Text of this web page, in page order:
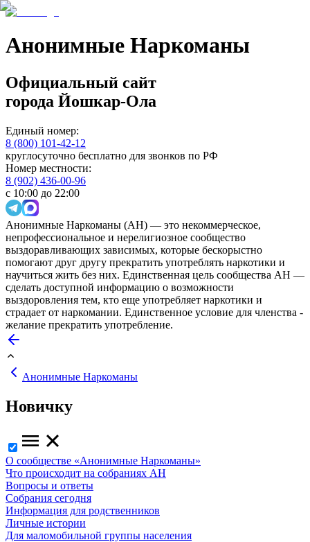
Анонимные Наркоманы
Официальный сайт
города Йошкар-Ола
Единый номер:
8 (800) 101-42-12
круглосуточно бесплатно для звонков по РФ
Номер местности:
8 (902) 436-00-96
с 10:00 до 22:00
Анонимные Наркоманы (АН) — это некоммерческое,
непрофессиональное и нерелигиозное сообщество
выздоравливающих зависимых, которые бескорыстно
помогают друг другу прекратить употреблять наркотики и
научиться жить без них. Единственная цель сообщества АН —
сделать доступной информацию о возможности
выздоровления тем, кто еще употребляет наркотики и
страдает от наркомании. Единственное условие для членства -
желание прекратить употребление.
Анонимные Наркоманы
Новичку
О сообществе «Анонимные Наркоманы»
Что происходит на собраниях АН
Вопросы и ответы
Собрания сегодня
Информация для родственников
Личные истории
Для маломобильной группы населения